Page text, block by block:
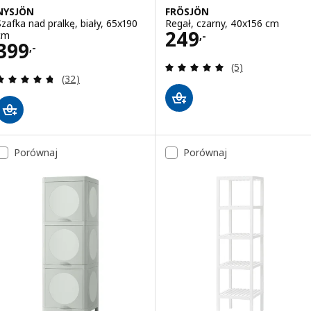
nad pralkę, biały, 65x190
,- 399,-
Recenzja: 4.7 z 5 gwiazdki. Łączna liczba recenzji:
(32)
FRÖSJÖN
Regał, czarny, 40x156 cm
249,-
Cena 249,-
Recenzja: 5 z
(5)
Porównaj Porównaj